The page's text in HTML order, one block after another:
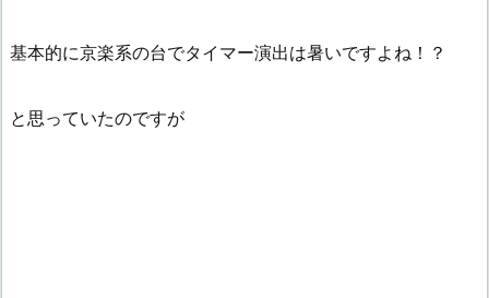
基本的に京楽系の台でタイマー演出は暑いですよね！？
と思っていたのですが